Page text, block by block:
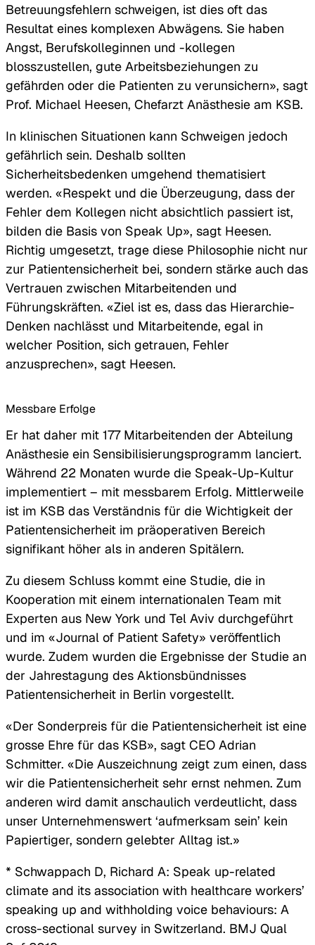
Betreuungsfehlern schweigen, ist dies oft das
Resultat eines komplexen Abwägens. Sie haben
Angst, Berufskolleginnen und -kollegen
blosszustellen, gute Arbeitsbeziehungen zu
gefährden oder die Patienten zu verunsichern», sagt
Prof. Michael Heesen, Chefarzt Anästhesie am KSB.
In klinischen Situationen kann Schweigen jedoch
gefährlich sein. Deshalb sollten
Sicherheitsbedenken umgehend thematisiert
werden. «Respekt und die Überzeugung, dass der
Fehler dem Kollegen nicht absichtlich passiert ist,
bilden die Basis von Speak Up», sagt Heesen.
Richtig umgesetzt, trage diese Philosophie nicht nur
zur Patientensicherheit bei, sondern stärke auch das
Vertrauen zwischen Mitarbeitenden und
Führungskräften. «Ziel ist es, dass das Hierarchie-
Denken nachlässt und Mitarbeitende, egal in
welcher Position, sich getrauen, Fehler
anzusprechen», sagt Heesen.
Messbare Erfolge
Er hat daher mit 177 Mitarbeitenden der Abteilung
Anästhesie ein Sensibilisierungsprogramm lanciert.
Während 22 Monaten wurde die Speak-Up-Kultur
implementiert – mit messbarem Erfolg. Mittlerweile
ist im KSB das Verständnis für die Wichtigkeit der
Patientensicherheit im präoperativen Bereich
signifikant höher als in anderen Spitälern.
Zu diesem Schluss kommt eine Studie, die in
Kooperation mit einem internationalen Team mit
Experten aus New York und Tel Aviv durchgeführt
und im «Journal of Patient Safety» veröffentlich
wurde. Zudem wurden die Ergebnisse der Studie an
der Jahrestagung des Aktionsbündnisses
Patientensicherheit in Berlin vorgestellt.
«Der Sonderpreis für die Patientensicherheit ist eine
grosse Ehre für das KSB», sagt CEO Adrian
Schmitter. «Die Auszeichnung zeigt zum einen, dass
wir die Patientensicherheit sehr ernst nehmen. Zum
anderen wird damit anschaulich verdeutlicht, dass
unser Unternehmenswert ‘aufmerksam sein’ kein
Papiertiger, sondern gelebter Alltag ist.»
* Schwappach D, Richard A: Speak up-related
climate and its association with healthcare workers’
speaking up and withholding voice behaviours: A
cross-sectional survey in Switzerland. BMJ Qual